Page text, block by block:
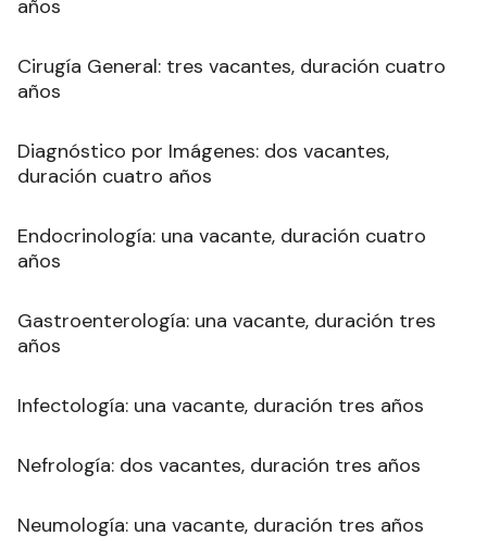
años
Cirugía General: tres vacantes, duración cuatro
años
Diagnóstico por Imágenes: dos vacantes,
duración cuatro años
Endocrinología: una vacante, duración cuatro
años
Gastroenterología: una vacante, duración tres
años
Infectología: una vacante, duración tres años
Nefrología: dos vacantes, duración tres años
Neumología: una vacante, duración tres años